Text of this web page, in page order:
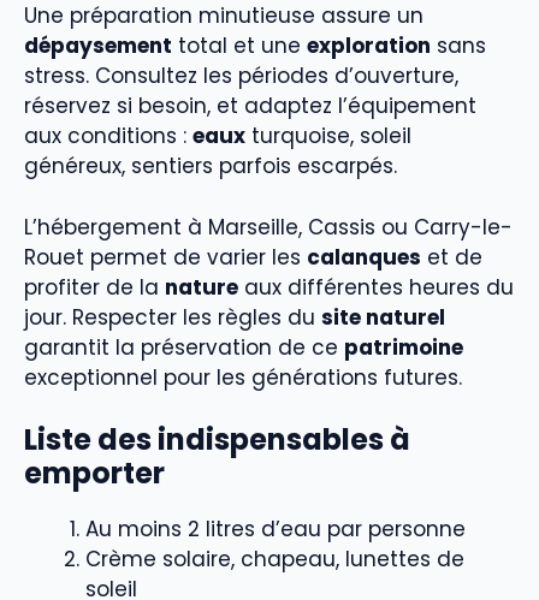
Une préparation minutieuse assure un
dépaysement total et une exploration sans
stress. Consultez les périodes d’ouverture,
réservez si besoin, et adaptez l’équipement
aux conditions : eaux turquoise, soleil
généreux, sentiers parfois escarpés.
L’hébergement à Marseille, Cassis ou Carry-le-
Rouet permet de varier les calanques et de
profiter de la nature aux différentes heures du
jour. Respecter les règles du site naturel
garantit la préservation de ce patrimoine
exceptionnel pour les générations futures.
Liste des indispensables à
emporter
Au moins 2 litres d’eau par personne
Crème solaire, chapeau, lunettes de
soleil